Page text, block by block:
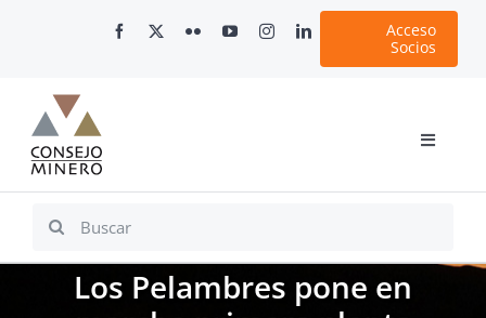
Acceso
Socios
Toggle
Documentos
Search
Los Pelambres pone en